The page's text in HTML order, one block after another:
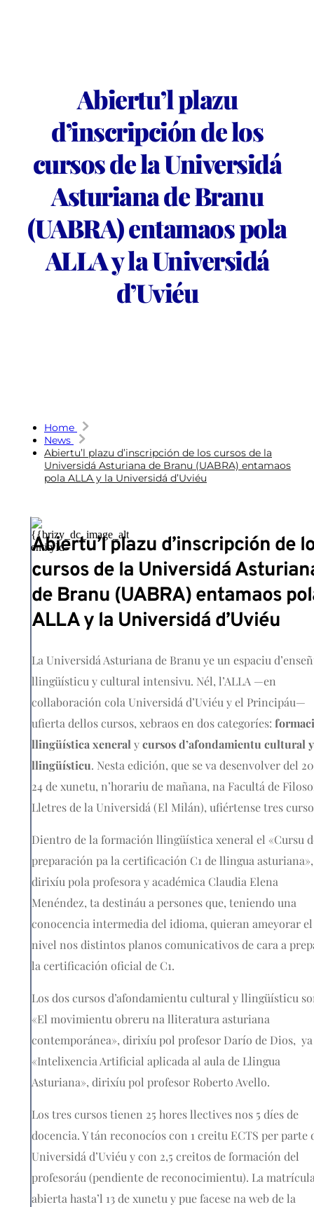
Abiertu’l plazu
d’inscripción de los
cursos de la Universidá
Asturiana de Branu
(UABRA) entamaos pola
ALLA y la Universidá
d’Uviéu
Home
News
Abiertu’l plazu d’inscripción de los cursos de la
Universidá Asturiana de Branu (UABRA) entamaos
pola ALLA y la Universidá d’Uviéu
Abiertu’l plazu d’inscripción de
cursos de la Universidá
de Branu (UABRA) entamaos
ALLA y la Universidá d’Uviéu
La Universidá Asturiana de Branu ye un espaciu
llingüísticu y cultural intensivu. Nél, l’ALLA —en
collaboración cola Universidá d’Uviéu y el Principáu—
ufierta dellos cursos, xebraos en dos categoríes:
llingüística xeneralycursos d’afondamientu cultural y
llingüísticu. Nesta edición, que se va desenvolver del
24 de xunetu, n’horariu de mañana, na Facultá de
Lletres de la Universidá (El Milán), ufiértense tres
Dientro de la formación llingüística xeneral el «Cursu
preparación pa la certificación C1 de llingua asturiana»,
dirixíu pola profesora y académica Claudia Elena
Menéndez, ta destináu a persones que, teniendo una
conocencia intermedia del idioma, quieran ameyorar el
nivel nos distintos planos comunicativos de cara a
la certificación oficial de C1.
Los dos cursos d’afondamientu cultural y llingüísticu
«El movimientu obreru na lliteratura asturiana
contemporánea», dirixíu pol profesor Darío de Dios, ya
«Intelixencia Artificial aplicada al aula de Llingua
Asturiana», dirixíu pol profesor Roberto Avello.
Los tres cursos tienen 25 hores llectives nos 5 díes de
docencia. Y tán reconocíos con 1 creitu ECTS per parte
Universidá d’Uviéu y con 2,5 creitos de formación del
profesoráu (pendiente de reconocimientu). La
abierta hasta’l 13 de xunetu y pue facese na web de la